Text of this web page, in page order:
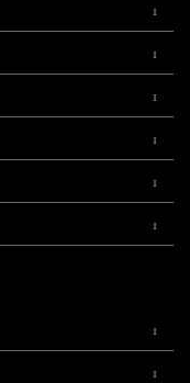
1
1
1
1
1
1
1
1